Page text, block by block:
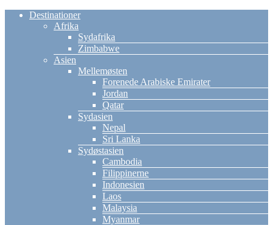
Destinationer
Afrika
Sydafrika
Zimbabwe
Asien
Mellemøsten
Forenede Arabiske Emirater
Jordan
Qatar
Sydasien
Nepal
Sri Lanka
Sydøstasien
Cambodia
Filippinerne
Indonesien
Laos
Malaysia
Myanmar